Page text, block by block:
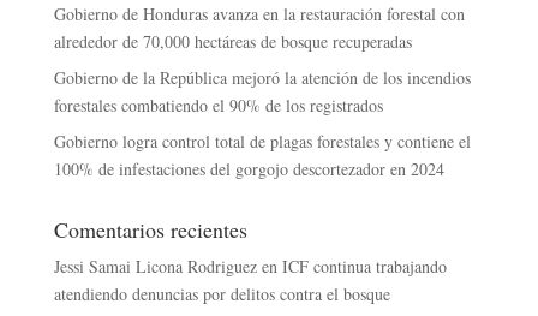
Gobierno de Honduras avanza en la restauración forestal con
alrededor de 70,000 hectáreas de bosque recuperadas
Gobierno de la República mejoró la atención de los incendios
forestales combatiendo el 90% de los registrados
Gobierno logra control total de plagas forestales y contiene el
100% de infestaciones del gorgojo descortezador en 2024
Comentarios recientes
Jessi Samai Licona Rodriguezen ICF continua trabajando
atendiendo denuncias por delitos contra el bosque